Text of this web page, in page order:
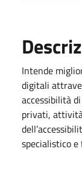
Intende
digitali
accessibilità
privati,
specialistico